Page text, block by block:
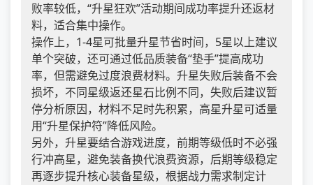
败率较低，“升星狂欢”活动期间成功率提升还返材
料，适合集中操作。
操作上，1-4星可批量升星节省时间，5星以上建议
单个突破，还可通过低品质装备“垫手”提高成功
率，但需避免过度浪费材料。升星失败后装备不会
损坏，不同星级返还星石比例不同，失败后建议暂
停分析原因，材料不足时先积累，高星升星可适量
用“升星保护符”降低风险。
另外，升星要结合游戏进度，前期等级低时不必强
行冲高星，避免装备换代浪费资源，后期等级稳定
再逐步提升核心装备星级，根据战力需求制定计